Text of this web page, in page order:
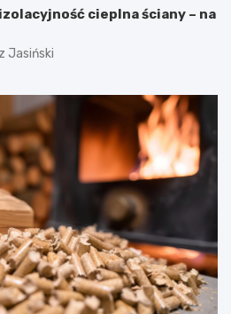
cieplna ściany – na
Jasiński